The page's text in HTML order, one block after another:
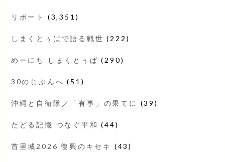
リポート (3,351)
しまくとぅばで語る戦世 (222)
めーにち しまくとぅば (290)
30のじぶんへ (51)
沖縄と自衛隊／「有事」の果てに (39)
たどる記憶 つなぐ平和 (44)
首里城2026 復興のキセキ (43)